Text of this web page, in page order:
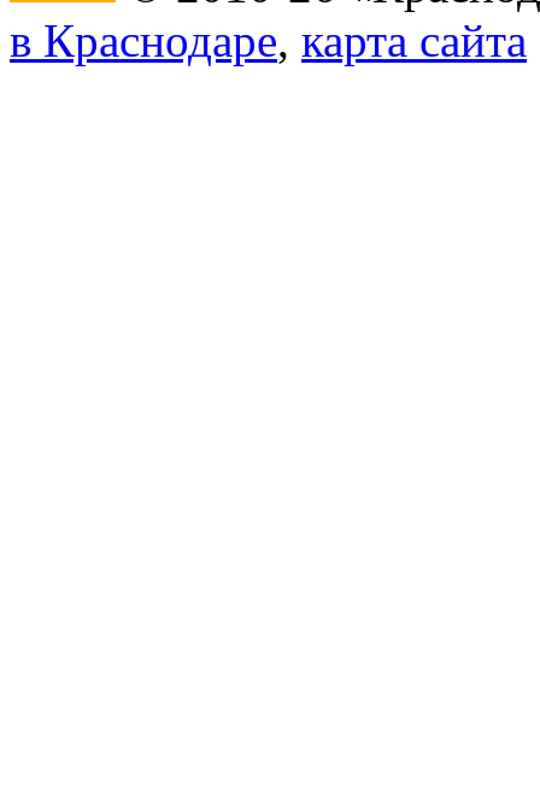
в Краснодаре, карта сайта